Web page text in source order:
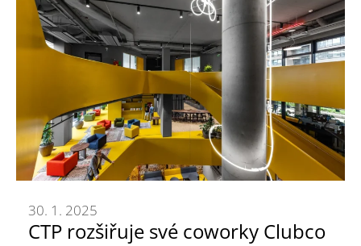
CTP rozšiřuje své coworky Clubco
30. 1. 2025